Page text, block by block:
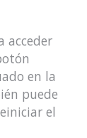
acceder
en la
puede
el